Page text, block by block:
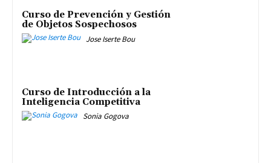
Curso de Prevención y Gestión
de Objetos Sospechosos
Jose Iserte Bou
Curso de Introducción a la
Inteligencia Competitiva
Sonia Gogova